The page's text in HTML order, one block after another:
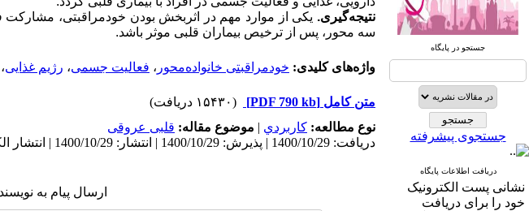
تلفن: 6-22663165-021
آدرس پایگاه الکترونیکی:
http://journal.icns.org.ir
آدرس‌ پست الکترونیکی انجمن:
info@icns.org.ir
آدرس پست الکترونیکی نشریه:
نشانی مجله: تهران، خیابان ولیعصر،
جستجو در پایگاه
جستجوی پیشرفته
دریافت اطلاعات پایگاه
نشانی پست الکترونیک
خود را برای دریافت
نتیجهگیری. یکی از موارد مهم در اثربخش بودن خودمراقبتی، مشارکت
سه محور، پس از ترخیص بیماران قلبی موثر باشد.
واژه‌های کلیدی: خودمراقبتی خانواده‌محور ، فعالیت جسمی، رژیم غذایی،
متن کامل [PDF 790 kb]
(۱۵۴۳۰ دریافت)
نوع مطالعه: كاربردي | موضوع مقاله: قلبی عروقی
دریافت: 1400/10/29 | پذیرش: 1400/10/29 | انتشار: 1400/10/29 | انتشار الکترونیک: 1400/10/29
ارسال پیام به